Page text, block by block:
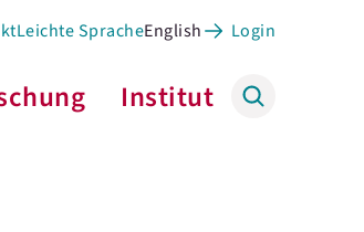
Leichte SpracheEnglish Login
Institut